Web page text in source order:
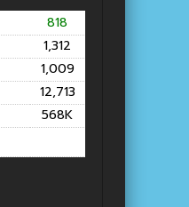
818
1,312
1,009
12,713
568K